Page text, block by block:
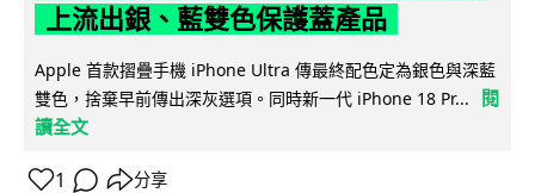
上流出銀、藍雙色保護蓋產品
Apple 首款摺疊手機 iPhone Ultra 傳最終配色定為銀色與深藍
雙色，捨棄早前傳出深灰選項。同時新一代 iPhone 18 Pr...
閱
讀全文
1 分享